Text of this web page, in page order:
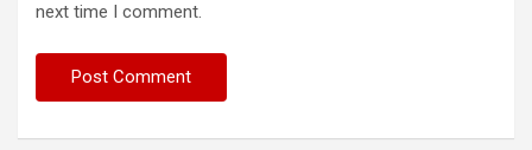
next time I comment.